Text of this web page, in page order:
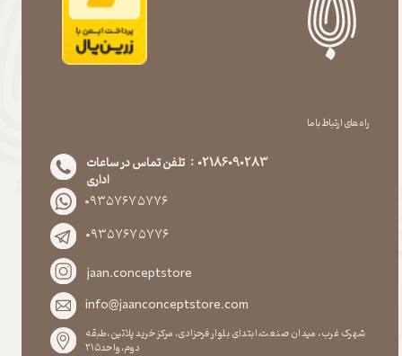
راه های ارتباط با ما
02186090283 : تلفن تماس در ساعات
اداری
۰۹۳۵۷۶۷۵۷۷۶
۰۹۳۵۷۶۷۵۷۷۶
jaan.conceptstore
info@jaanconceptstore.com
شهرک غرب، میدان صنعت،ابتدای بلوار فرحزادی، مرکز خرید پلاتین،طبقه
دوم،واحد۲۱۵